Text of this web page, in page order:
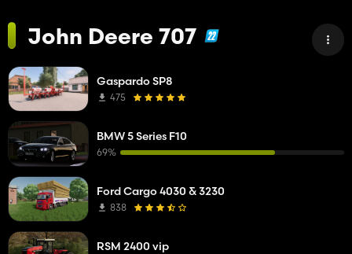
John Deere 707
Gaspardo SP8
475
BMW 5 Series F10
69%
Ford Cargo 4030 & 3230
838
RSM 2400 vip